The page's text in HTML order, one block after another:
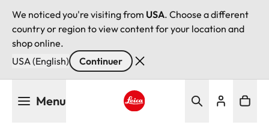
We noticed you're visiting from USA. Choose a different
country or region to view content for your location and
shop online.
USA (English)
Continuer
Menu